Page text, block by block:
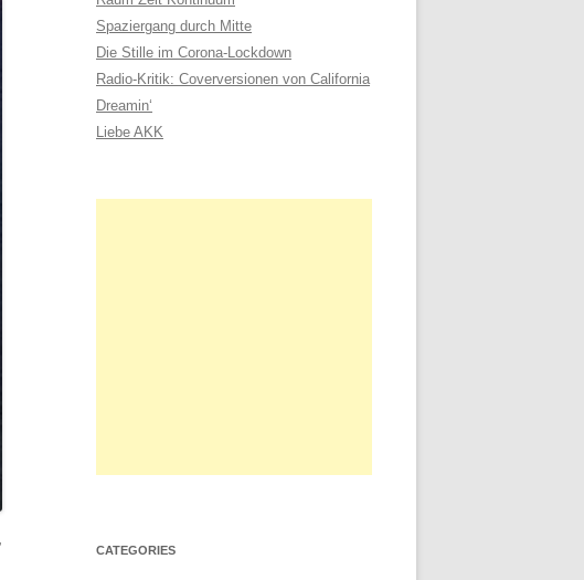
n
a
c
h
:
Spaziergang durch Mitte
Die Stille im Corona-Lockdown
Radio-Kritik: Coverversionen von California
Dreamin‘
Liebe AKK
CATEGORIES